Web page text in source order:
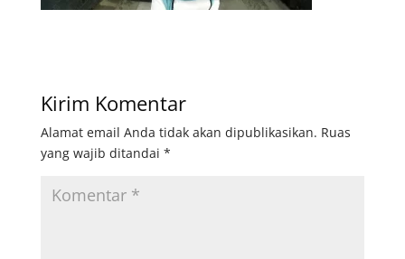
Kirim Komentar
Alamat email Anda tidak akan dipublikasikan. Ruas
yang wajib ditandai *